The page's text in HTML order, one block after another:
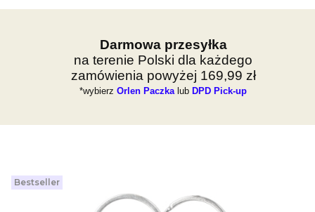
Darmowa przesyłka
na terenie Polski dla każdego
zamówienia powyżej 169,99 zł
*wybierz Orlen Paczkalub DPD Pick-up
Bestseller